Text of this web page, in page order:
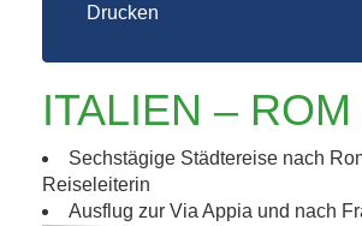
Drucken
ITALIEN – ROM
Sechstägige Städtereise nach
Reiseleiterin
Ausflug zur Via Appia und nach